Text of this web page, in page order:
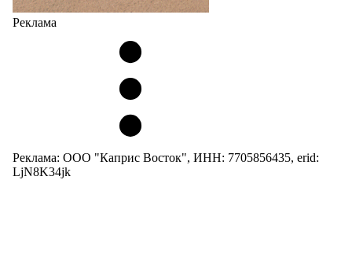
Реклама
Реклама: ООО "Каприс Восток", ИНН: 7705856435, erid:
LjN8K34jk